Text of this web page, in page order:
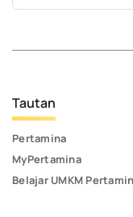
Tautan
Pertamina
MyPertamina
Belajar UMKM